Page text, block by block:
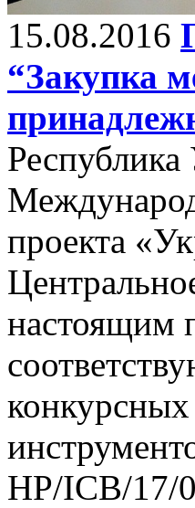
15.08.2016
“Закупка
Республика
проекта
настоящим
HP/ICB/17/